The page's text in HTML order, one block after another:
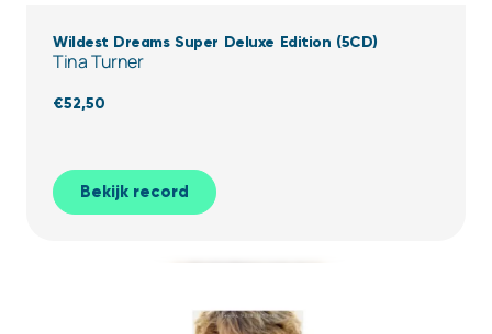
Wildest Dreams Super Deluxe Edition (5CD)
Tina Turner
€52,50
Bekijk record